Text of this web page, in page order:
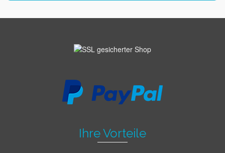
Ihre Vorteile